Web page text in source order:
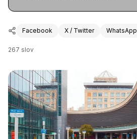
Facebook X / Twitter WhatsApp
267 slov